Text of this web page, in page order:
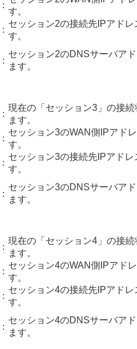
：
す。
：
セッション2の接続先IPアドレ
す。
：
セッション2のDNSサーバア
ます。
：
現在の「セッション3」の接続
ます。
：
セッション3のWAN側IPアド
す。
：
セッション3の接続先IPアドレ
す。
：
セッション3のDNSサーバア
ます。
：
現在の「セッション4」の接続
ます。
：
セッション4のWAN側IPアド
す。
：
セッション4の接続先IPアドレ
す。
：
セッション4のDNSサーバア
ます。